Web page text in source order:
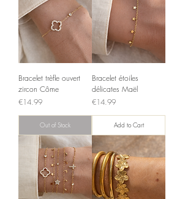
Bracelet trèfle ouvert
zircon Côme
Price
€14.99
Out of Stock
Bracelet étoiles
délicates Maël
Price
€14.99
Add to Cart